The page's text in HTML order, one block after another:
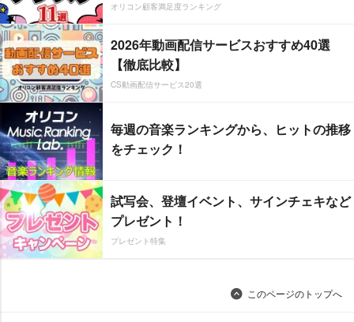
オリコン顧客満足度ランキング
2026年動画配信サービスおすすめ40選
【徹底比較】
CS動画配信サービス20選
毎週の音楽ランキングから、ヒットの推移
をチェック！
試写会、登壇イベント、サインチェキなど
プレゼント！
プレゼント特集
このページのトップへ